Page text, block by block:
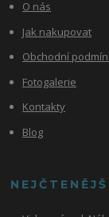
O nás
Jak nakupovat
Obchodní
Fotogalerie
Kontakty
Blog